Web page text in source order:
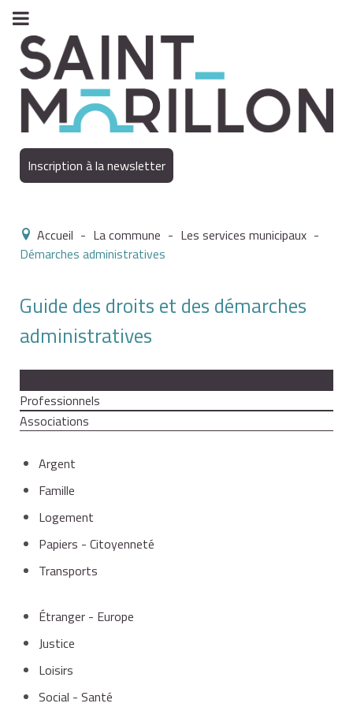
Inscription à la newsletter
Accueil - La commune - Les services municipaux -
Démarches administratives
Guide des droits et des démarches
administratives
Professionnels
Associations
Argent
Famille
Logement
Papiers - Citoyenneté
Transports
Étranger - Europe
Justice
Loisirs
Social - Santé